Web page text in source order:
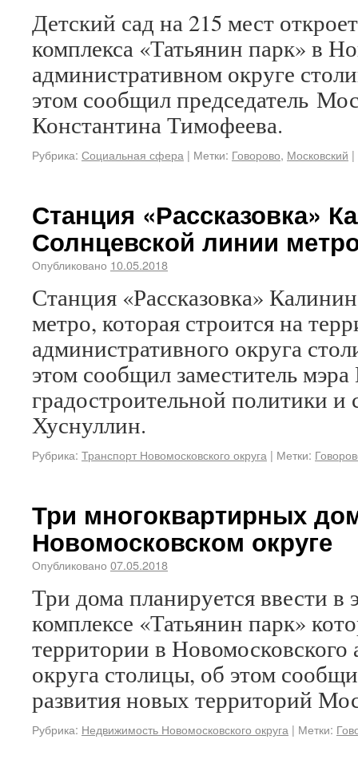
Детский сад на 215 мест
комплекса «Татьянин парк» в
административном округе
этом сообщил председатель
Константина Тимофеева.
Рубрика: Социальная сфера | Метки: Говорово, Московский |
Станция «Рассказовка»
Солнцевской линии
Опубликовано 10.05.2018
Станция «Рассказовка»
метро, которая строится на
административного округа
этом сообщил заместитель
градостроительной политики и
Хуснуллин.
Рубрика: Транспорт Новомосковского округа | Метки:
Три многоквартирных
Новомосковском округе
Опубликовано 07.05.2018
Три дома планируется ввести
комплексе «Татьянин парк»
территории в Новомосковского
округа столицы, об этом
развития новых территорий
Рубрика: Недвижимость Новомосковского округа | Метки: